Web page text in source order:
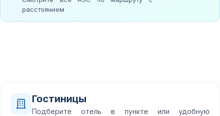
расстоянием
Гостиницы
Подберите отель в пункте или удобную